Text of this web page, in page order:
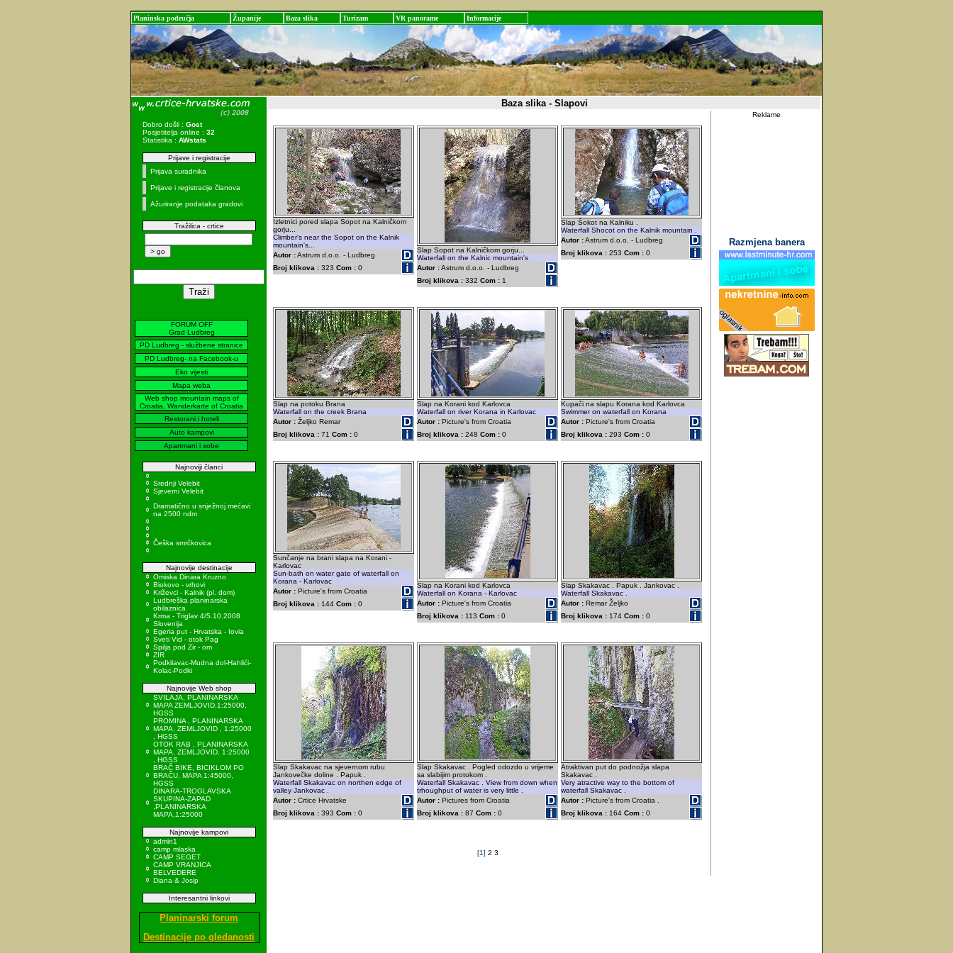
Planinska područja Županije Baza slika Turizam VR panorame Informacije
Dobro došli : Gost
Posjetitelja online : 32
Statistika : AWstats
Prijave i registracije
Prijava suradnika
Prijave i registracije članova
Ažuriranje podataka gradovi
Tražilica - crtice
FORUM OFF
Grad Ludbreg
PD Ludbreg - službene stranice
PD Ludbreg- na Facebook-u
Eko vijesti
Mapa weba
Web shop mountain maps of
Croatia, Wanderkarte of Croatia
Restorani i hoteli
Auto kampovi
Apartmani i sobe
Najnoviji članci
Srednji Velebit
Sjeverni Velebit
Dramatično u snježnoj mećavi
na 2500 ndm
Češka smrčkovica
Najnovije destinacije
Omiska Dinara Kruzno
Biokovo - vrhovi
Križevci - Kalnik (pl. dom)
Ludbreška planinarska
obilaznica
Krma - Triglav 4/5.10.2008
Slovenija
Egeria put - Hrvatska - Iovia
Sveti Vid - otok Pag
Spilja pod Zir - om
ZIR
Podkilavac-Mudna dol-Hahlići-
Kolac-Podki
Najnovije Web shop
SVILAJA, PLANINARSKA
MAPA ZEMLJOVID,1:25000,
HGSS
PROMINA , PLANINARSKA
MAPA, ZEMLJOVID , 1:25000
, HGSS
OTOK RAB , PLANINARSKA
MAPA, ZEMLJOVID, 1:25000
, HGSS
BRAČ BIKE, BICIKLOM PO
BRAČU, MAPA 1:45000,
HGSS
DINARA-TROGLAVSKA
SKUPINA-ZAPAD
,PLANINARSKA
MAPA,1:25000
Najnovije kampovi
admin1
camp mlaska
CAMP SEGET
CAMP VRANJICA
BELVEDERE
Diana & Josip
Interesantni linkovi
Planinarski forum
Destinacije po gledanosti
Baza slika - Slapovi
Izletnici pored slapa Sopot na Kalničkom
gorju...
Climber's near the Sopot on the Kalnik
mountain's...
Autor :Astrum d.o.o. - Ludbreg
Broj klikova : 323 Com : 0
Slap Sopot na Kalničkom gorju...
Waterfall on the Kalnic mountain's
Autor :Astrum d.o.o. - Ludbreg
Broj klikova : 332 Com : 1
Slap Šokot na Kalniku .
Waterfall Shocot on the Kalnik mountain .
Autor :Astrum d.o.o. - Ludbreg
Broj klikova : 253 Com : 0
Slap na potoku Brana
Waterfall on the creek Brana
Autor : Željko Remar
Broj klikova : 71 Com : 0
Slap na Korani kod Karlovca
Waterfall on river Korana in Karlovac
Autor : Picture's from Croatia
Broj klikova : 248 Com : 0
Kupači na slapu Korana kod Karlovca
Swimmer on waterfall on Korana
Autor : Picture's from Croatia
Broj klikova : 293 Com : 0
Sunčanje na brani slapa na Korani -
Karlovac
Sun-bath on water gate of waterfall on
Korana - Karlovac
Autor : Picture's from Croatia
Broj klikova : 144 Com : 0
Slap na Korani kod Karlovca
Waterfall on Korana - Karlovac
Autor : Picture's from Croatia
Broj klikova : 113 Com : 0
Slap Skakavac . Papuk . Jankovac .
Waterfall Skakavac .
Autor : Remar Željko
Broj klikova : 174 Com : 0
Slap Skakavac na sjevernom rubu
Jankovečke doline . Papuk .
Waterfall Skakavac on northen edge of
valley Jankovac .
Autor : Crtice Hrvatske
Broj klikova : 393 Com : 0
Slap Skakavac . Pogled odozdo u vrijeme
sa slabijim protokom .
Waterfall Skakavac . View from down when
trhoughput of water is very little .
Autor : Pictures from Croatia
Broj klikova : 87 Com : 0
Atraktivan put do podnožja slapa
Skakavac .
Very atractive way to the bottom of
waterfall Skakavac .
Autor : Picture's from Croatia .
Broj klikova : 164 Com : 0
[1] 2 3
Reklame
Razmjena banera